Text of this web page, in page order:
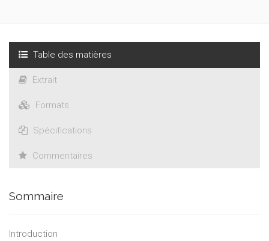
Table des matières
Extrait
Formats
Spécifications
Commentaires
Sommaire
Introduction